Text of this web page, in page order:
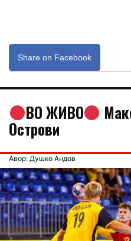
Share on Facebook
ВО ЖИВО
Острови
Авор: Душко Андов